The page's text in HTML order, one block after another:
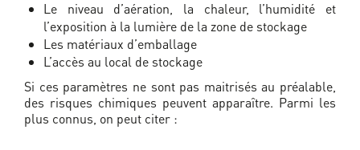
Le niveau d’aération, la chaleur, l’humidité et
l’exposition à la lumière de la zone de stockage
Les matériaux d’emballage
L’accès au local de stockage
Si ces paramètres ne sont pas maitrisés au préalable,
des risques chimiques peuvent apparaître. Parmi les
plus connus, on peut citer :